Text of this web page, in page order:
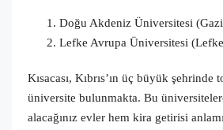
Doğu Akdeniz Üniversitesi
Lefke Avrupa Üniversitesi
Kısacası, Kıbrıs’ın üç büyük şehrinde
üniversite bulunmakta. Bu
alacağınız evler hem kira getirisi